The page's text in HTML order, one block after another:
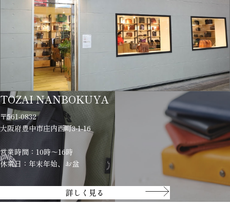
TOZAI NANBOKUYA
〒561-0832
大阪府豊中市庄内西町3-1-16
営業時間：10時～16時
休業日：年末年始、お盆
詳しく見る